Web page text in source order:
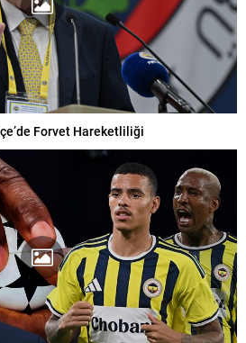
Forvet Hareketliliği